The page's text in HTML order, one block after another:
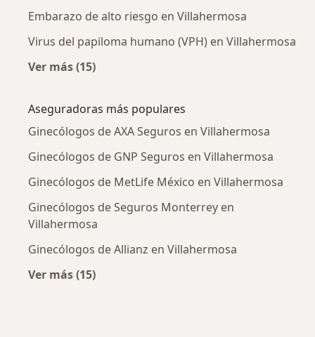
Embarazo de alto riesgo en Villahermosa
Virus del papiloma humano (VPH) en Villahermosa
Ver más (15)
Aseguradoras más populares
Ginecólogos de AXA Seguros en Villahermosa
Ginecólogos de GNP Seguros en Villahermosa
Ginecólogos de MetLife México en Villahermosa
Ginecólogos de Seguros Monterrey en
Villahermosa
Ginecólogos de Allianz en Villahermosa
Ver más (15)